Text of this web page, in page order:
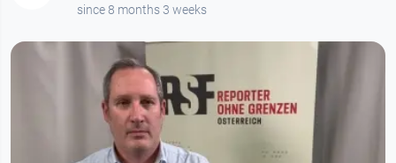
since 8 months 3 weeks